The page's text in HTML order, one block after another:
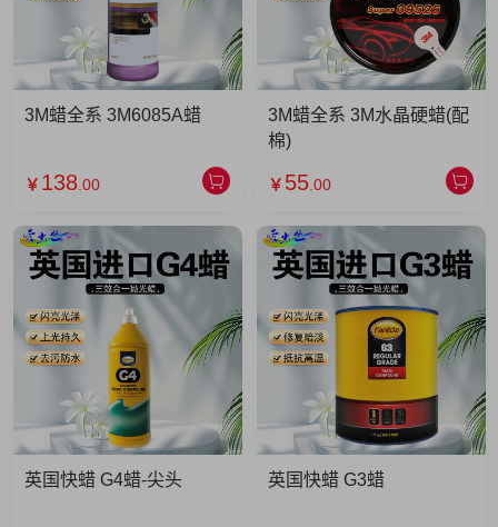
3M蜡全系 3M6085A蜡
￥ 138 .00
3M蜡全系 3M水晶硬蜡(配
棉)
￥ 55 .00
英国快蜡 G4蜡-尖头 英国快蜡 G3蜡